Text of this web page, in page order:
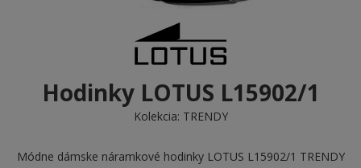
Hodinky LOTUS L15902/1
Kolekcia: TRENDY
Módne dámske náramkové hodinky LOTUS L15902/1 TRENDY